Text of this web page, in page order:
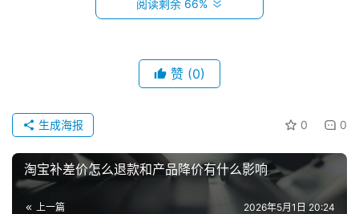
页
小
本
创
接着就来介绍“电脑屏幕录像”功能。使用这个功
频、聊天视频、游戏视频……在“录像导出格式”处，我们可
以导出AVI,FLV,WMV,SWF等流行的格式，视频的清晰度和
体积可由你自由设置，软件支持导出高清的视频。
没有流量怎么办?
阅读剩余 66%
赞 (0)
0 0
生成海报
淘宝补差价怎么退款和产品降价有什么影响
上一篇 2026年5月1日 20:24